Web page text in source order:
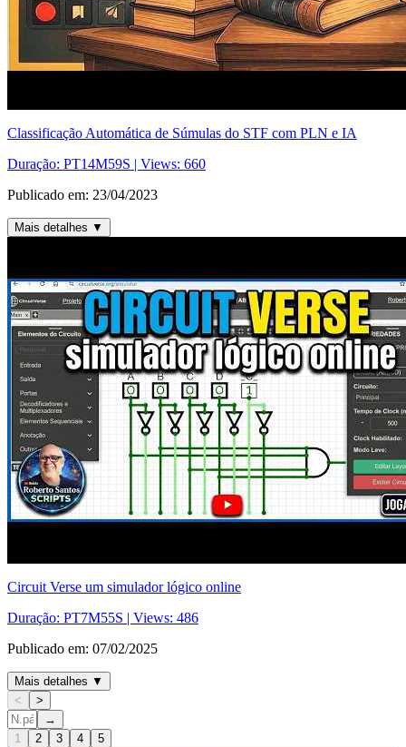
Classificação Automática de Súmulas do STF com PLN e IA
Duração: PT14M59S | Views: 660
Publicado em: 23/04/2023
Mais detalhes ▼
Circuit Verse um simulador lógico online
Duração: PT7M55S | Views: 486
Publicado em: 07/02/2025
Mais detalhes ▼
<
>
→
1
2 3 4 5